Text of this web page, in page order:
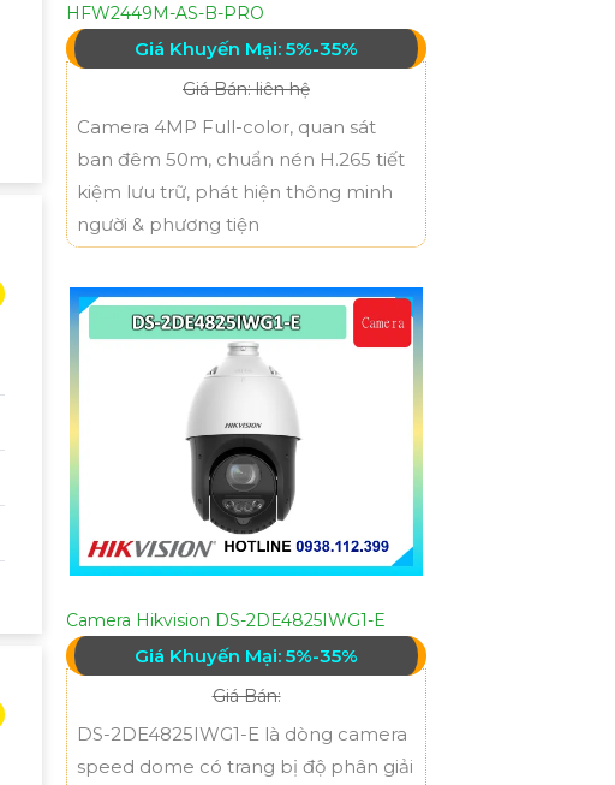
HFW2449M-AS-B-PRO
Giá Khuyến Mại: 5%-35%
Giá Bán: liên hệ
Camera 4MP Full-color, quan sát
ban đêm 50m, chuẩn nén H.265 tiết
kiệm lưu trữ, phát hiện thông minh
người & phương tiện
Camera Hikvision DS-2DE4825IWG1-E
Giá Khuyến Mại: 5%-35%
Giá Bán:
DS-2DE4825IWG1-E là dòng camera
speed dome có trang bị độ phân giải